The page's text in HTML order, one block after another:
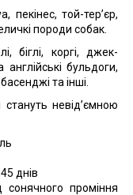
пекінес, той-тер’єр,
породи собак.
біглі, коргі, джек-
бульдоги,
та інші.
стануть невід’ємною
днів
сонячного проміння